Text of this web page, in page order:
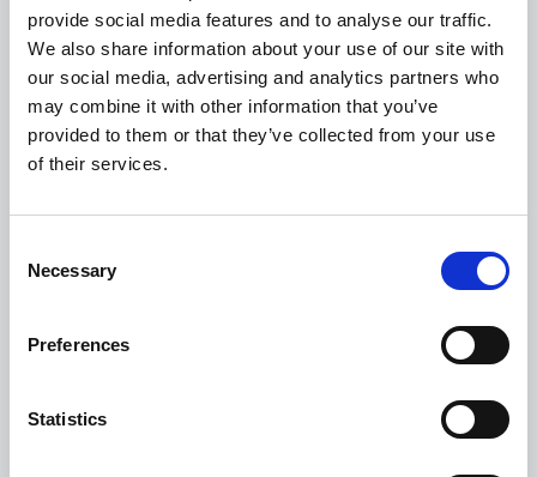
provide social media features and to analyse our traffic.
We also share information about your use of our site with
our social media, advertising and analytics partners who
may combine it with other information that you’ve
provided to them or that they’ve collected from your use
of their services.
Selection
Necessary
Preferences
Statistics
Donner du sens au travail des
équipes en automatisant les
tâches fastidieusess
Apporter aux clients la
Assurer un traitement
temps de crise extrême